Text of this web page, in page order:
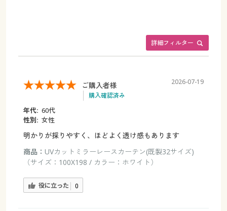
詳細フィルター
ご購入者様
購入確認済み
2026-07-19
年代: 60代
性別: 女性
明かりが採りやすく、ほどよく透け感もあります
商品： UVカットミラーレースカーテン(既製32サイズ)
（サイズ：100X198 / カラー：ホワイト）
役に立った 0